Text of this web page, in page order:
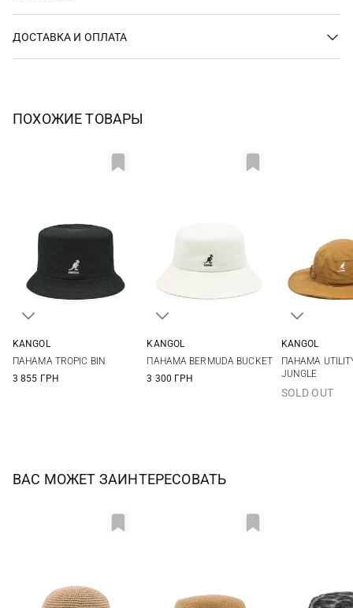
ДОСТАВКА И ОПЛАТА
ПОХОЖИЕ ТОВАРЫ
KANGOL
ПАНАМА TROPIC BIN
3 855 ГРН
KANGOL
ПАНАМА BERMUDA BUCKET
3 300 ГРН
KANGOL
ПАНАМА
JUNGLE
SOLD OUT
ВАС МОЖЕТ ЗАИНТЕРЕСОВАТЬ